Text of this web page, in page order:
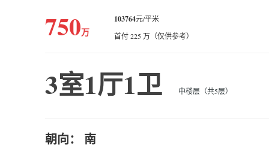
750万
103764元/平米
首付 225 万（仅供参考）
3室1厅1卫 中楼层（共5层）
朝向： 南